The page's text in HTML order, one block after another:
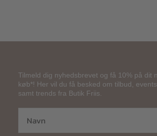
Tilmeld dig nyhedsbrevet og få 10% på dit
køb*! Her vil du få besked om tilbud,
samt trends fra Butik Friis.